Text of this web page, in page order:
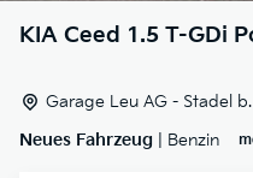
KIA Ceed 1.5 T-GDi
Garage Leu AG - Stadel
Neues Fahrzeug | Benzin